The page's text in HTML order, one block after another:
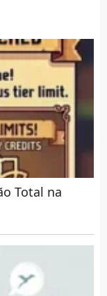
Total na